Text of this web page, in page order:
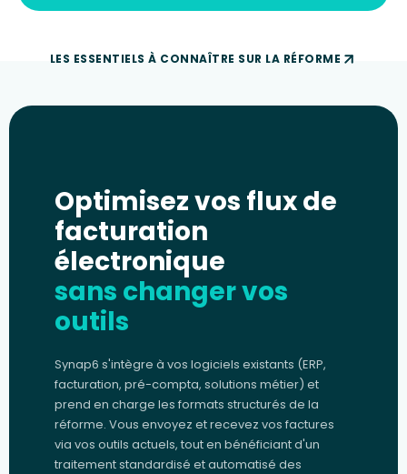
LES ESSENTIELS À CONNAÎTRE SUR LA RÉFORME
Optimisez vos flux de
facturation
électronique
sans changer vos
outils
Synap6 s'intègre à vos logiciels existants (ERP,
facturation, pré-compta, solutions métier) et
prend en charge les formats structurés de la
réforme. Vous envoyez et recevez vos factures
via vos outils actuels, tout en bénéficiant d'un
traitement standardisé et automatisé des